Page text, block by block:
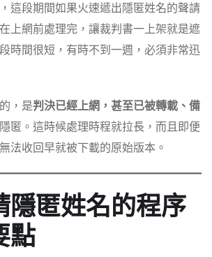
這段期間如果火速遞出隱匿姓名的聲請
上網前處理完，讓裁判書一上架就是遮
時間很短，有時不到一週，必須非常迅
，是判決已經上網，甚至已被轉載、備
匿。這時候處理時程就拉長，而且即便
法收回早就被下載的原始版本。
隱匿姓名的程序
點